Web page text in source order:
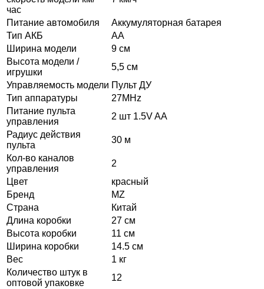
час
Питание автомобиля
Аккумуляторная батарея
Тип АКБ
АА
Ширина модели
9 см
Высота модели /
игрушки
5,5 см
Управляемость модели Пульт ДУ
Тип аппаратуры
27MHz
Питание пульта
управления
2 шт 1.5V AA
Радиус действия
пульта
30 м
Кол-во каналов
управления
2
Цвет
красный
Бренд
MZ
Страна
Китай
Длина коробки
27 см
Высота коробки
11 см
Ширина коробки
14.5 см
Вес
1 кг
Количество штук в
оптовой упаковке
12